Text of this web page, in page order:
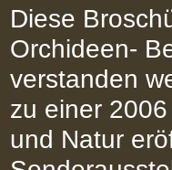
Diese
Orchideen-
verstanden
zu einer
und Natur